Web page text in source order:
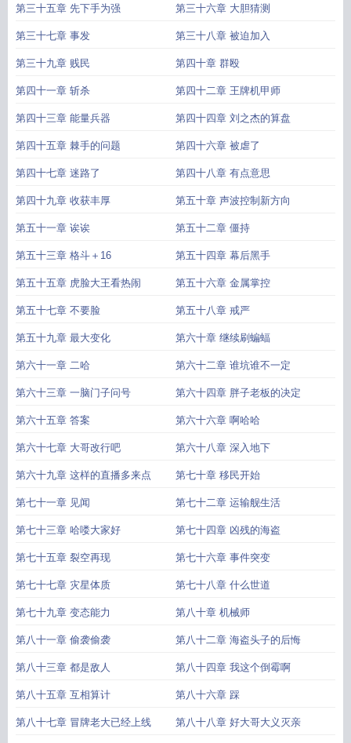
第三十五章 先下手为强 第三十六章 大胆猜测
第三十七章 事发 第三十八章 被迫加入
第三十九章 贱民 第四十章 群殴
第四十一章 斩杀 第四十二章 王牌机甲师
第四十三章 能量兵器 第四十四章 刘之杰的算盘
第四十五章 棘手的问题 第四十六章 被虐了
第四十七章 迷路了 第四十八章 有点意思
第四十九章 收获丰厚 第五十章 声波控制新方向
第五十一章 诶诶 第五十二章 僵持
第五十三章 格斗＋16 第五十四章 幕后黑手
第五十五章 虎脸大王看热闹 第五十六章 金属掌控
第五十七章 不要脸 第五十八章 戒严
第五十九章 最大变化 第六十章 继续刷蝙蝠
第六十一章 二哈 第六十二章 谁坑谁不一定
第六十三章 一脑门子问号 第六十四章 胖子老板的决定
第六十五章 答案 第六十六章 啊哈哈
第六十七章 大哥改行吧 第六十八章 深入地下
第六十九章 这样的直播多来点 第七十章 移民开始
第七十一章 见闻 第七十二章 运输舰生活
第七十三章 哈喽大家好 第七十四章 凶残的海盗
第七十五章 裂空再现 第七十六章 事件突变
第七十七章 灾星体质 第七十八章 什么世道
第七十九章 变态能力 第八十章 机械师
第八十一章 偷袭偷袭 第八十二章 海盗头子的后悔
第八十三章 都是敌人 第八十四章 我这个倒霉啊
第八十五章 互相算计 第八十六章 踩
第八十七章 冒牌老大已经上线 第八十八章 好大哥大义灭亲